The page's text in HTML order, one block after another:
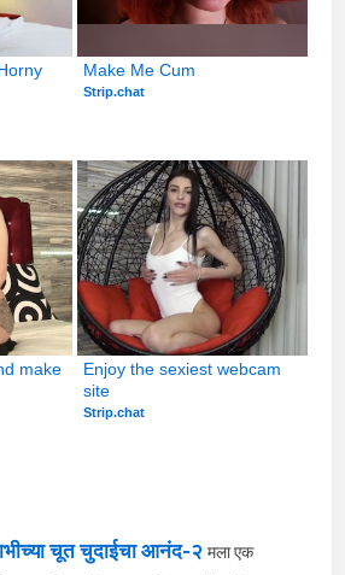
Make Me Cum
Strip.chat
make
Enjoy the sexiest webcam
site
Strip.chat
चूत चुदाईचा आनंद-२ मला एक